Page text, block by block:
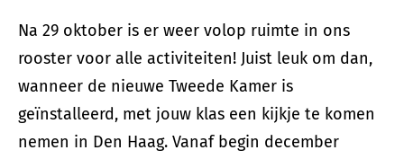
Na 29 oktober is er weer volop ruimte in ons
rooster voor alle activiteiten! Juist leuk om dan,
wanneer de nieuwe Tweede Kamer is
geïnstalleerd, met jouw klas een kijkje te komen
nemen in Den Haag. Vanaf begin december